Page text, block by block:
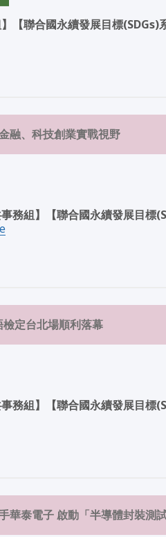
【聯合國永續發展目標
融、科技創業實戰視野
務組】【聯合國永續發展目標
定台北場順利落幕
務組】【聯合國永續發展目
華泰電子 啟動「半導體封裝測試